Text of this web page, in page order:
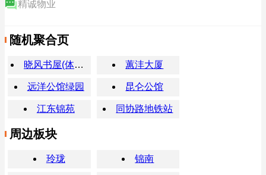
精诚物业
随机聚合页
晓风书屋(体育场店) 蕙沣大厦
远洋公馆绿园 昆仑公馆
江东锦苑 同协路地铁站
周边板块
玲珑 锦南